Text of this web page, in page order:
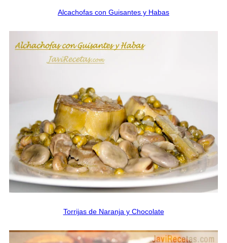
Alcachofas con Guisantes y Habas
Torrijas de Naranja y Chocolate